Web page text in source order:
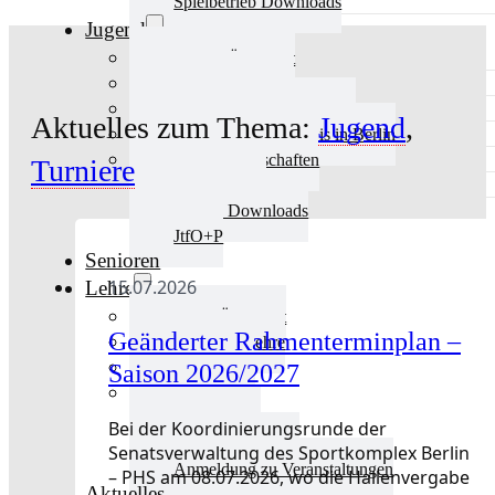
Jugend
Jugend Übersicht
Schulsport Tischtennis in Berlin
mini-Meisterschaften
Jugend Downloads
JtfO+P
Senioren
Lehre
Lehre Übersicht
Aktuelles Lehre
Fortbildung
Ausbildung
Trainerbörse
Lehre Downloads
Anmeldung zu Veranstaltungen
Aktuelles zum Thema: Jugend,
Turniere
15.07.2026
Geänderter Rahmenterminplan –
Saison 2026/2027
Bei der Koordinierungsrunde der
Senatsverwaltung des Sportkomplex Berlin
– PHS am 08.07.2026, wo die Hallenvergabe